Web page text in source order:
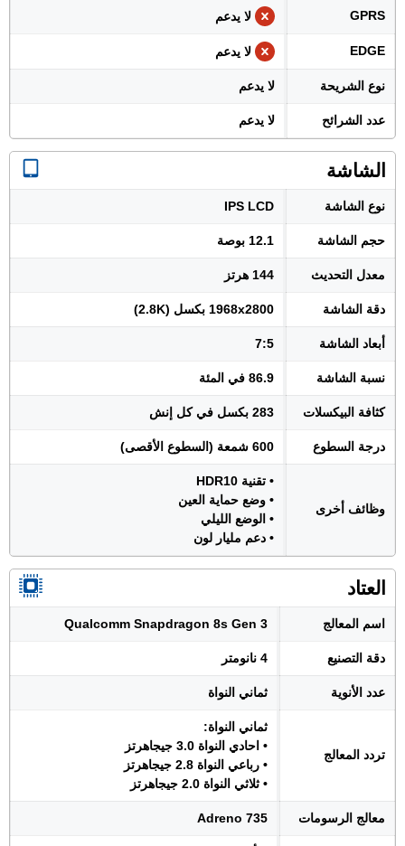
GPRS لا يدعم
EDGE لا يدعم
نوع الشريحة لا يدعم
عدد الشرائح لا يدعم
الشاشة
نوع الشاشة IPS LCD
حجم الشاشة 12.1 بوصة
معدل التحديث 144 هرتز
دقة الشاشة 1968x2800 بكسل (2.8K)
أبعاد الشاشة 7:5
نسبة الشاشة 86.9 في المئة
كثافة البيكسلات 283 بكسل في كل إنش
درجة السطوع 600 شمعة (السطوع الأقصى)
وظائف أخرى
• تقنية HDR10
• وضع حماية العين
• الوضع الليلي
• دعم مليار لون
العتاد
اسم المعالج Qualcomm Snapdragon 8s Gen 3
دقة التصنيع 4 نانومتر
عدد الأنوية ثماني النواة
تردد المعالج
ثماني النواة:
• احادي النواة 3.0 جيجاهرتز
• رباعي النواة 2.8 جيجاهرتز
• ثلاثي النواة 2.0 جيجاهرتز
معالج الرسومات Adreno 735